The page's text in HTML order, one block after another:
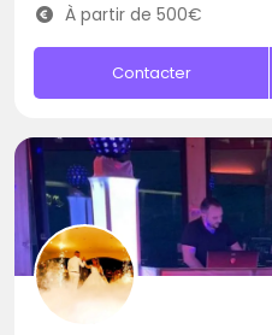
À partir de 500€
Contacter